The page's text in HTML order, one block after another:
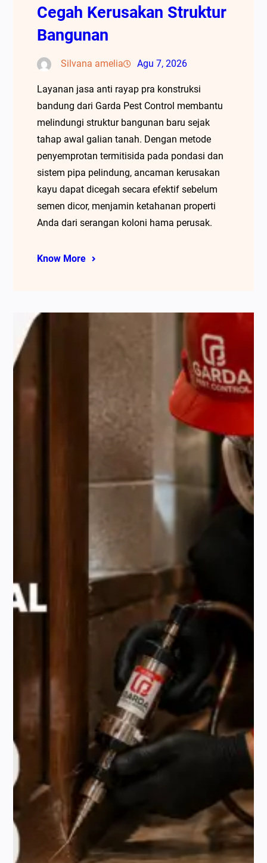
Cegah Kerusakan Struktur
Bangunan
Silvana amelia Agu 7, 2026
Layanan jasa anti rayap pra konstruksi
bandung dari Garda Pest Control membantu
melindungi struktur bangunan baru sejak
tahap awal galian tanah. Dengan metode
penyemprotan termitisida pada pondasi dan
sistem pipa pelindung, ancaman kerusakan
kayu dapat dicegah secara efektif sebelum
semen dicor, menjamin ketahanan properti
Anda dari serangan koloni hama perusak.
Know More